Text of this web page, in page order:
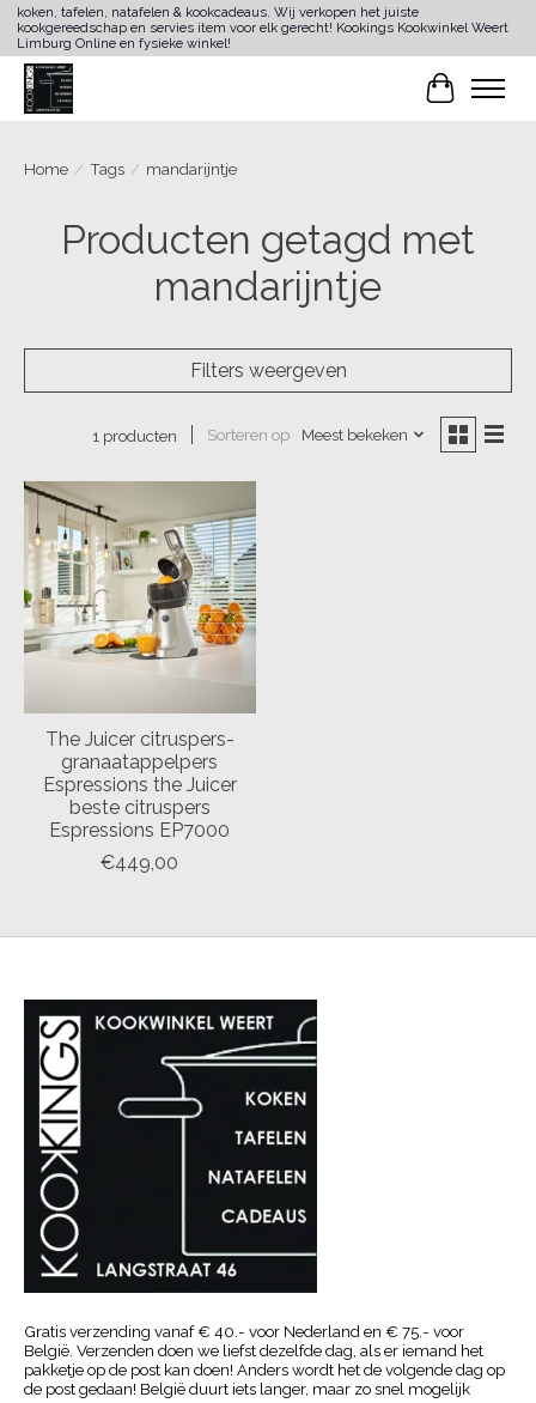
koken, tafelen, natafelen & kookcadeaus. Wij verkopen het juiste
kookgereedschap en servies item voor elk gerecht! Kookings Kookwinkel Weert
Limburg Online en fysieke winkel!
Home / Tags / mandarijntje
Producten getagd met
mandarijntje
Filters weergeven
1 producten Sorteren op Meest bekeken
The Juicer citruspers-
granaatappelpers
Espressions the Juicer
beste citruspers
Espressions EP7000
€449,00
Gratis verzending vanaf € 40.- voor Nederland en € 75.- voor
België. Verzenden doen we liefst dezelfde dag, als er iemand het
pakketje op de post kan doen! Anders wordt het de volgende dag op
de post gedaan! België duurt iets langer, maar zo snel mogelijk